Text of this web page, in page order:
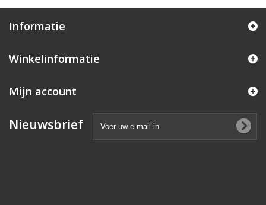
Informatie
Winkelinformatie
Mijn account
Nieuwsbrief